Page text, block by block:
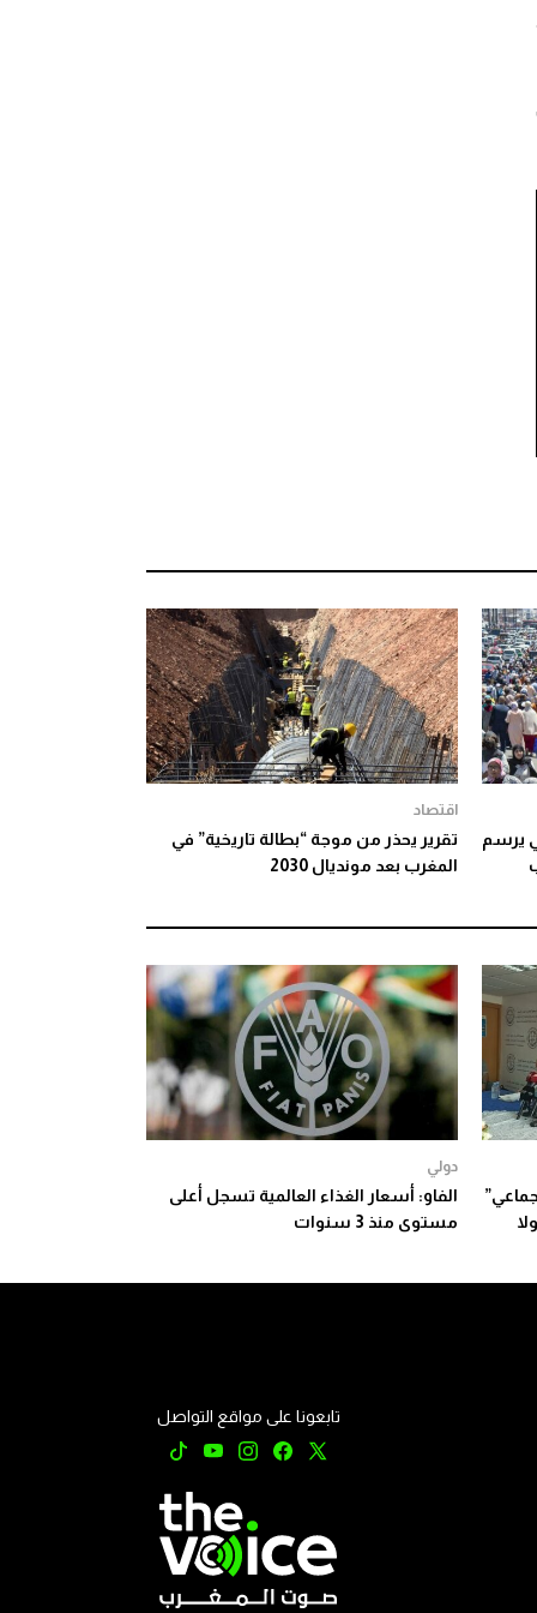
يرسم
اقتصاد
تقرير يحذر من موجة “بطالة تاريخية” في
المغرب بعد مونديال 2030
دولي
الفاو: أسعار الغذاء العالمية تسجل أعلى
مستوى منذ 3 سنوات
تابعونا على مواقع التواصل